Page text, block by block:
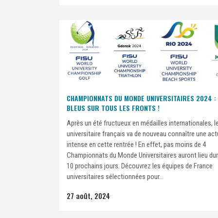
CHAMPIONNATS DU MONDE UNIVERSITAIRES 2024 :
BLEUS SUR TOUS LES FRONTS !
Après un été fructueux en médailles internationales,
universitaire français va de nouveau connaître une
intense en cette rentrée ! En effet, pas moins de 4
Championnats du Monde Universitaires auront lieu
10 prochains jours. Découvrez les équipes de France
universitaires sélectionnées pour...
27 août, 2024